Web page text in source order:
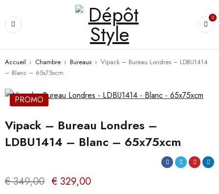
0
Accueil › Chambre › Bureaux › Vipack – Bureau Londres – LDBU1414
– Blanc – 65x75xcm
PROMO
Vipack – Bureau Londres –
LDBU1414 – Blanc – 65x75xcm
€349,00 € 329,00